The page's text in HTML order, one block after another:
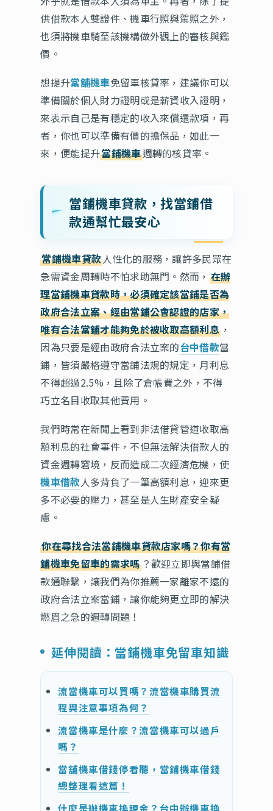
供借款本人雙證件、機車行照與駕照之外，
也須將機車騎至該機構做外觀上的審核與鑑
價。
想提升當舖機車免留車核貸率，建議你可以
準備關於個人財力證明或是薪資收入證明，
來表示自己是有穩定的收入來償還款項，再
者，你也可以準備有價的擔保品，如此一
來，便能提升當鋪機車週轉的核貸率。
當鋪機車貸款，找當鋪借
款通幫忙最安心
當鋪機車貸款人性化的服務，讓許多民眾在
急需資金周轉時不怕求助無門。然而， 在辦
理當鋪機車貸款時，必須確定該當鋪是否為
政府合法立案、經由當鋪公會認證的店家，
唯有合法當鋪才能夠免於被收取高額利息 ，
因為只要是經由政府合法立案的台中借款當
鋪，皆須嚴格遵守當鋪法規的規定，月利息
不得超過2.5%，且除了倉帳費之外，不得
巧立名目收取其他費用。
我們時常在新聞上看到非法借貸管道收取高
額利息的社會事件，不但無法解決借款人的
資金週轉窘境，反而造成二次經濟危機，使
機車借款人多背負了一筆高額利息，迎來更
多不必要的壓力，甚至是人生財產安全疑
慮。
你在尋找合法當鋪機車貸款店家嗎？你有當
鋪機車免留車的需求嗎？歡迎立即與當鋪借
款通聯繫，讓我們為你推薦一家離家不遠的
政府合法立案當鋪，讓你能夠更立即的解決
燃眉之急的週轉問題！
延伸閱讀：當鋪機車免留車知識
流當機車可以買嗎？流當機車購買流
程與注意事項為何？
流當機車是什麼？流當機車可以過戶
嗎？
當舖機車借錢停看聽，當鋪機車借錢
總整理看這篇！
什麼是辦機車換現金？台中辦機車換